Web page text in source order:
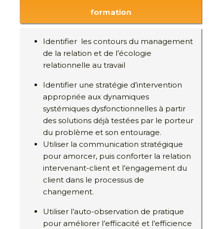
formation
Identifier les contours du management
de la relation et de l’écologie
relationnelle au travail
Identifier une stratégie d’intervention
appropriée aux dynamiques
systémiques dysfonctionnelles à partir
des solutions déjà testées par le porteur
du problème et son entourage.
Utiliser la communication stratégique
pour amorcer, puis conforter la relation
intervenant-client et l’engagement du
client dans le processus de
changement.
Utiliser l’auto-observation de pratique
pour améliorer l’efficacité et l’efficience